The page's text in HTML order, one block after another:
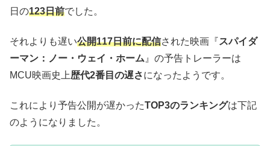
日の123日前でした。
それよりも遅い公開117日前に配信された映画『スパイダ
ーマン：ノー・ウェイ・ホーム 』の予告トレーラーは
MCU映画史上歴代2番目の遅さになったようです。
これにより予告公開が遅かったTOP3のランキングは下記
のようになりました。